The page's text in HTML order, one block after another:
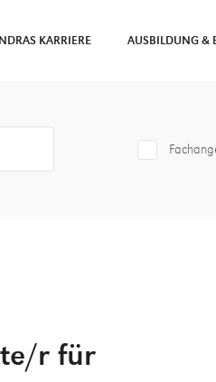
KARRIERE AUSBILDUNG &
r für